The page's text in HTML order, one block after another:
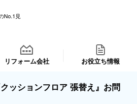
No.1見
リフォーム会社 お役立ち情報
ッションフロア 張替え』お問